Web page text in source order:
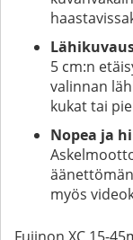
5 cm:n
valinnan
kukat tai
Nopea ja
myös
Fujinon XC 15-